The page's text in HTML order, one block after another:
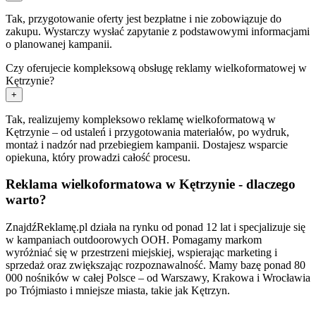
Tak, przygotowanie oferty jest bezpłatne i nie zobowiązuje do
zakupu. Wystarczy wysłać zapytanie z podstawowymi informacjami
o planowanej kampanii.
Czy oferujecie kompleksową obsługę reklamy wielkoformatowej w
Kętrzynie?
+
Tak, realizujemy kompleksowo reklamę wielkoformatową w
Kętrzynie – od ustaleń i przygotowania materiałów, po wydruk,
montaż i nadzór nad przebiegiem kampanii. Dostajesz wsparcie
opiekuna, który prowadzi całość procesu.
Reklama wielkoformatowa w Kętrzynie - dlaczego
warto?
ZnajdźReklamę.pl działa na rynku od ponad 12 lat i specjalizuje się
w kampaniach outdoorowych OOH. Pomagamy markom
wyróżniać się w przestrzeni miejskiej, wspierając marketing i
sprzedaż oraz zwiększając rozpoznawalność. Mamy bazę ponad 80
000 nośników w całej Polsce – od Warszawy, Krakowa i Wrocławia
po Trójmiasto i mniejsze miasta, takie jak Kętrzyn.